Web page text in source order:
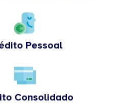
Pessoal
Consolidado